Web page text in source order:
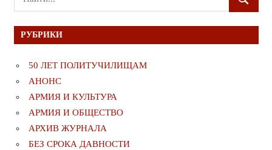
для:
ПОИСК
РУБРИКИ
50 ЛЕТ ПОЛИТУЧИЛИЩАМ
АНОНС
АРМИЯ И КУЛЬТУРА
АРМИЯ И ОБЩЕСТВО
АРХИВ ЖУРНАЛА
БЕЗ СРОКА ДАВНОСТИ